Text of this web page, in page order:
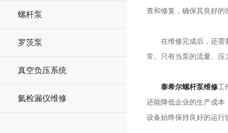
螺杆泵
罗茨泵
真空负压系统
氦检漏仪维修
查和修复，确保其良好的
在维修完成后，还需要
常。只有当泵的流量、压
泰希尔螺杆泵维修工
还能降低企业的生产成
设备始终保持良好的运行